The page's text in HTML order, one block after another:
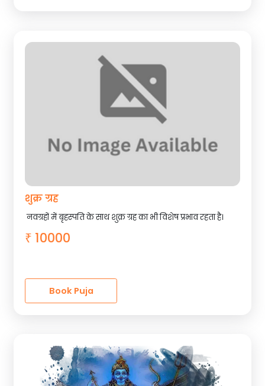
शुक्र ग्रह
नवग्रहों में बृहस्पति के साथ शुक्र ग्रह का भी विशेष प्रभाव रहता है।
₹ 10000
Book Puja